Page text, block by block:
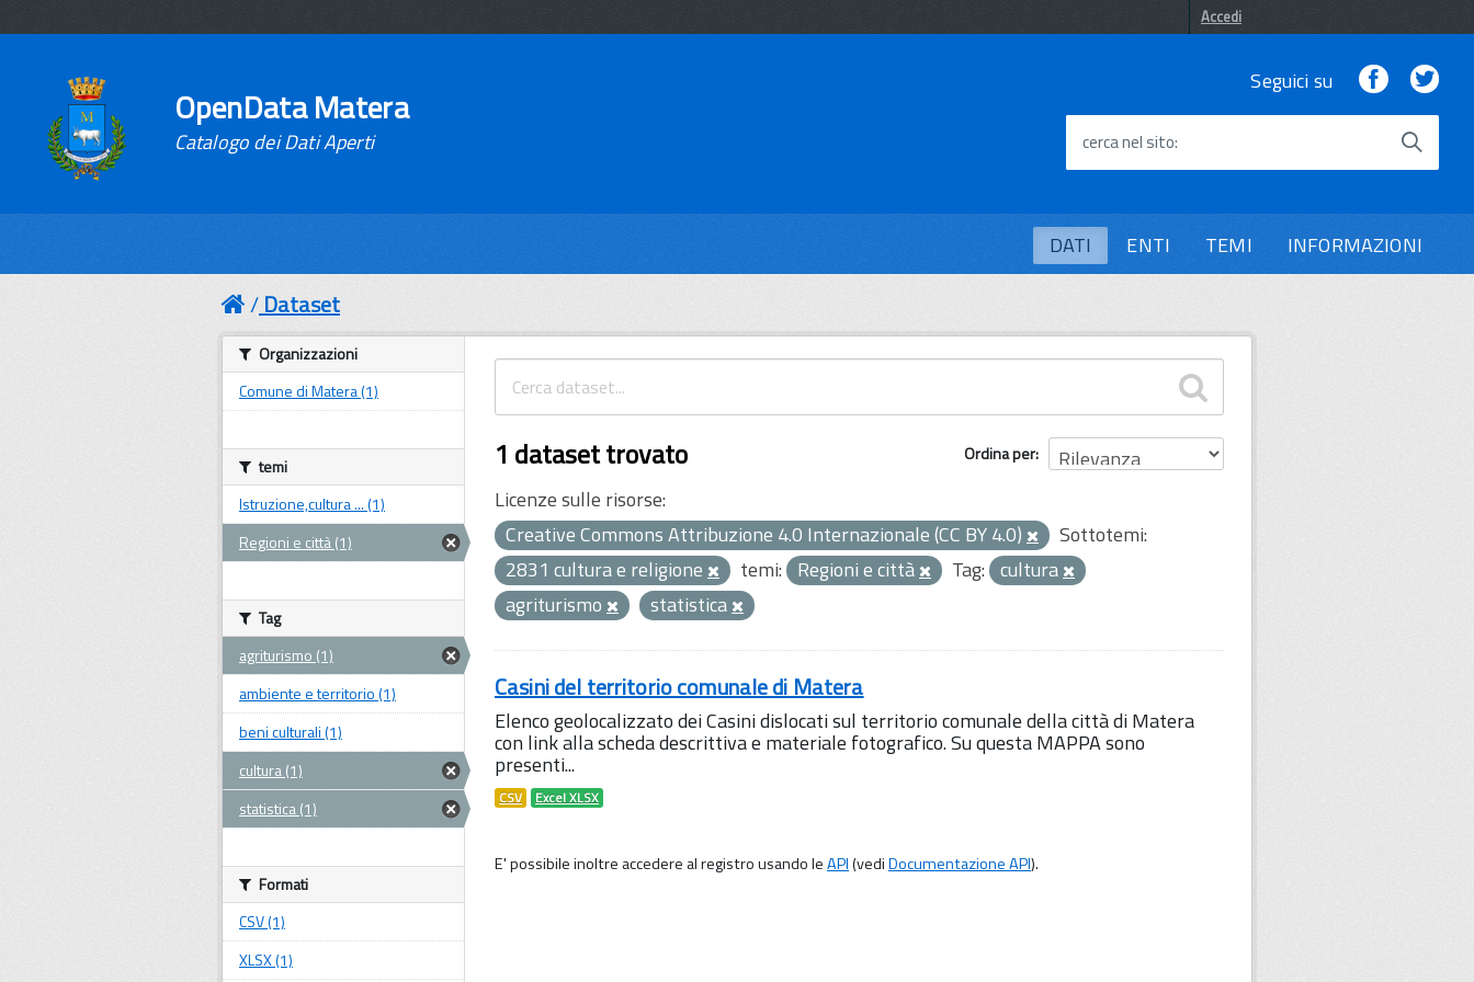
Accedi
OpenData Matera
Catalogo dei Dati Aperti
Seguici su Facebook
cerca nel sito
DATI ENTI TEMI INFORMAZIONI
Dataset
Ordina per
1 dataset trovato
Licenze sulle risorse:
Creative Commons Attribuzione 4.0 Internazionale (CC BY 4.0)
Sottotemi:
2831 cultura e religione
temi: Regioni e città Tag: cultura
agriturismo
statistica
Casini del territorio comunale di Matera
Elenco geolocalizzato dei Casini dislocati sul territorio comunale della città di Matera
con link alla scheda descrittiva e materiale fotografico. Su questa MAPPA sono
presenti...
CSV Excel XLSX
E' possibile inoltre accedere al registro usando leAPI(vediDocumentazione API).
Organizzazioni
Comune di Matera (1)
temi
Istruzione,cultura ... (1)
Regioni e città (1)
Tag
agriturismo (1)
ambiente e territorio (1)
beni culturali (1)
cultura (1)
statistica (1)
Formati
CSV (1)
XLSX (1)